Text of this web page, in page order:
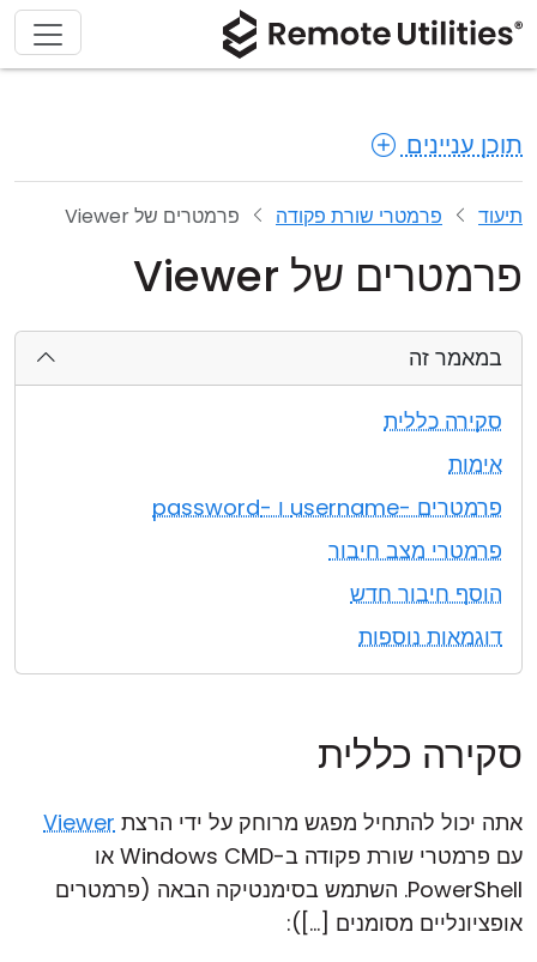
תוכן עניינים
תיעוד פרמטרי שורת פקודה פרמטרים של Viewer
פרמטרים של Viewer
במאמר זה
סקירה כללית
אימות
פרמטרים -username ו -password
פרמטרי מצב חיבור
הוסף חיבור חדש
דוגמאות נוספות
סקירה כללית
אתה יכול להתחיל מפגש מרוחק על ידי הרצת Viewer
עם פרמטרי שורת פקודה ב-Windows CMD או
PowerShell. השתמש בסימנטיקה הבאה (פרמטרים
אופציונליים מסומנים [...]):